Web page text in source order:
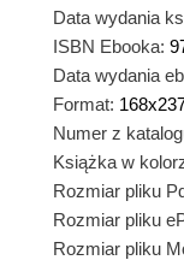
Data wydania
ISBN Ebooka:
Data wydania
Format:
Numer z
Książka w
Rozmiar pliku
Rozmiar pliku
Rozmiar pliku